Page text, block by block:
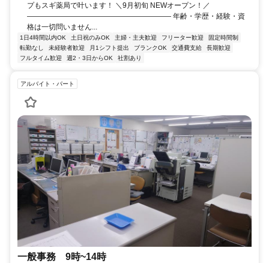
プもスギ薬局で叶います！ ＼9月初旬 NEWオープン！／
―――――――――――――――――――― 年齢・学歴・経験・資
格は一切問いません...
1日4時間以内OK 土日祝のみOK 主婦・主夫歓迎 フリーター歓迎
固定時間制
転勤なし
未経験者歓迎 月1シフト提出 ブランクOK 交通費支給
長期歓迎
フルタイム歓迎
週2・3日からOK 社割あり
アルバイト・パート
一般事務 9時~14時